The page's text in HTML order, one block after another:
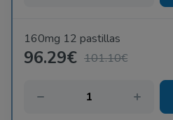
160mg 12 pastillas
96.29€ 101.10€